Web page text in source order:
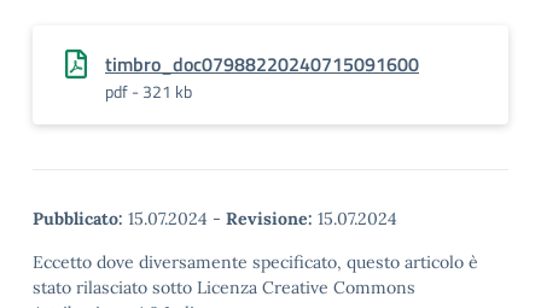
timbro_doc07988220240715091600
pdf - 321 kb
Pubblicato: 15.07.2024 - Revisione: 15.07.2024
Eccetto dove diversamente specificato, questo articolo è
stato rilasciato sotto Licenza Creative Commons